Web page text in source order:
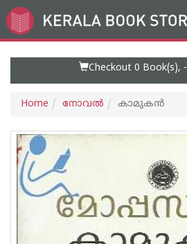
Go
to
Checkout 0 Book(s), -
Home നോവല്‍ കാമുക‌ന്‍